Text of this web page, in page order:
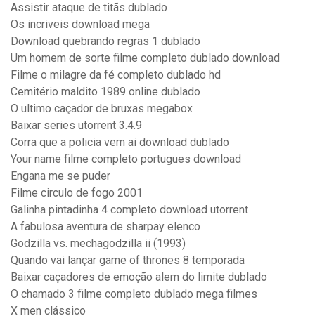
Assistir ataque de titãs dublado
Os incriveis download mega
Download quebrando regras 1 dublado
Um homem de sorte filme completo dublado download
Filme o milagre da fé completo dublado hd
Cemitério maldito 1989 online dublado
O ultimo caçador de bruxas megabox
Baixar series utorrent 3.4.9
Corra que a policia vem ai download dublado
Your name filme completo portugues download
Engana me se puder
Filme circulo de fogo 2001
Galinha pintadinha 4 completo download utorrent
A fabulosa aventura de sharpay elenco
Godzilla vs. mechagodzilla ii (1993)
Quando vai lançar game of thrones 8 temporada
Baixar caçadores de emoção alem do limite dublado
O chamado 3 filme completo dublado mega filmes
X men clássico